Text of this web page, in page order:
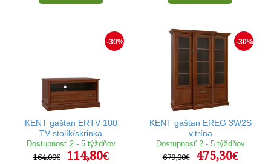
-30%
KENT gaštan ERTV 100
TV stolík/skrinka
Dostupnosť 2 - 5 týždňov
164,00€
114,80€
-30%
KENT gaštan EREG 3W2S
vitrína
Dostupnosť 2 - 5 týždňov
679,00€
475,30€